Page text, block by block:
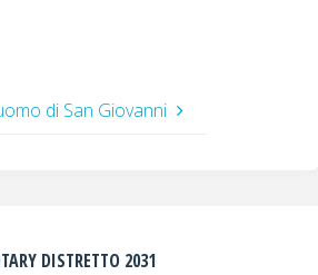
di San Giovanni
DISTRETTO 2031